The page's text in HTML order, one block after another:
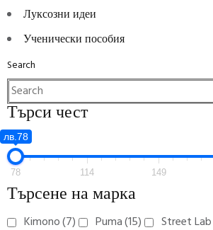
Луксозни идеи
Ученически пособия
Search
Търси чест
лв.78
78 114 149
Търсене на марка
Kimono(7) Puma(15) Street Lab